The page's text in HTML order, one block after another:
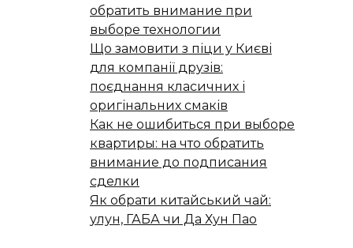
обратить внимание при
выборе технологии
Що замовити з піци у Києві
для компанії друзів:
поєднання класичних і
оригінальних смаків
Как не ошибиться при выборе
квартиры: на что обратить
внимание до подписания
сделки
Як обрати китайський чай:
улун, ГАБА чи Да Хун Пао